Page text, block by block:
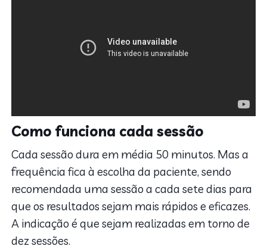
Como funciona cada sessão
Cada sessão dura em média 50 minutos. Mas a
frequência fica à escolha da paciente, sendo
recomendada uma sessão a cada sete dias para
que os resultados sejam mais rápidos e eficazes.
A indicação é que sejam realizadas em torno de
dez sessões.